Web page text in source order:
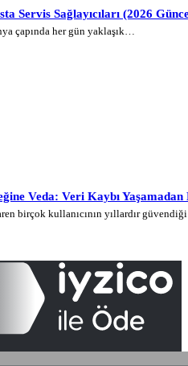
Servis Sağlayıcıları (2026
çapında her gün yaklaşık…
Veda: Veri Kaybı
birçok kullanıcının yıllardır